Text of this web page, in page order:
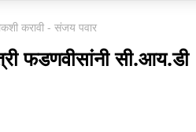
करावी - संजय पवार
फडणवीसांनी सी.आय.डी